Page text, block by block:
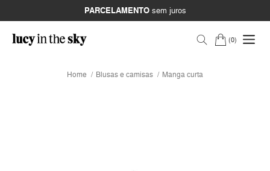
PARCELAMENTOsem juros
0
Home Blusas e camisas Manga curta